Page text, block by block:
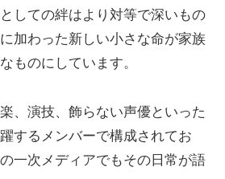
しての絆はより対等で深いもの
加わった新しい小さな命が家族
ものにしています。
、演技、飾らない声優といった
するメンバーで構成されてお
一次メディアでもその日常が語